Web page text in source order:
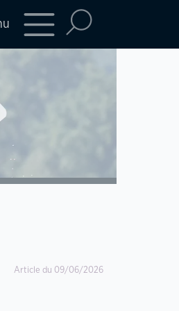
Article du 09/06/2026